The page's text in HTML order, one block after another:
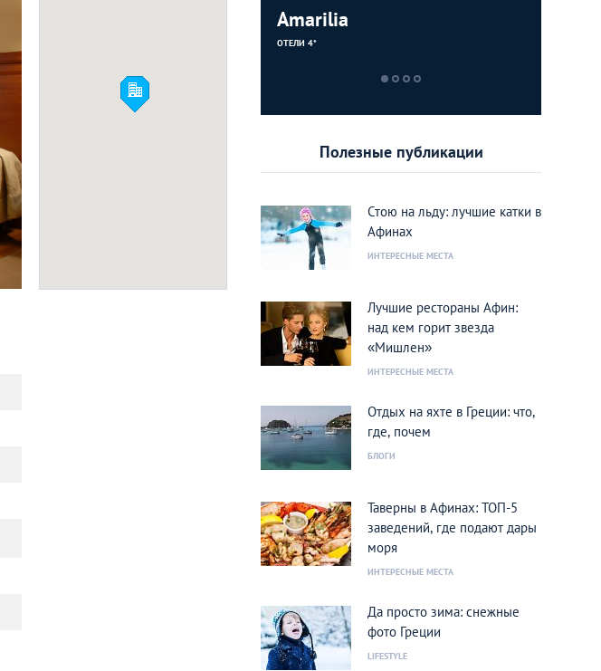
Amarilia
ОТЕЛИ 4*
Полезные публикации
Стою на льду: лучшие катки в
Афинах
ИНТЕРЕСНЫЕ МЕСТА
Лучшие рестораны Афин:
над кем горит звезда
«Мишлен»
ИНТЕРЕСНЫЕ МЕСТА
Отдых на яхте в Греции: что,
где, почем
БЛОГИ
Таверны в Афинах: ТОП-5
заведений, где подают дары
моря
ИНТЕРЕСНЫЕ МЕСТА
Да просто зима: снежные
фото Греции
LIFESTYLE